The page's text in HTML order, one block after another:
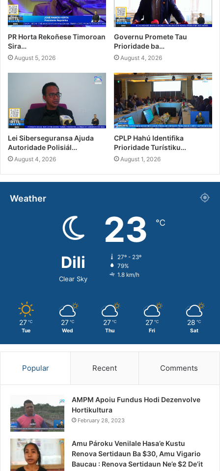
PR Horta Rekoñese Timoroan
Sira…
August 5, 2026
Governu Promete Tau
Prioridade ba…
August 4, 2026
Lei Siberseguransa Ajuda
Autoridade Polisiál…
August 4, 2026
CPLP Hahú Identifika
Prioridade Turístiku…
August 1, 2026
Weather
Dili
Clear Sky
23 ℃
27º - 23º
79%
1.8 km/h
27 ℃
Tue
27 ℃
Wed
27 ℃
Thu
27 ℃
Fri
28 ℃
Sat
Popular Recent Comments
AMPM Apoiu Fundus Hodi Dezenvolve
Hortikultura
February 28, 2023
Amu Pároku Venilale Hasa’e Kustu
Renova Sertidaun Ba $30, Amu Vigario
Baucau : Renova Sertidaun Ne’e $2 De’it